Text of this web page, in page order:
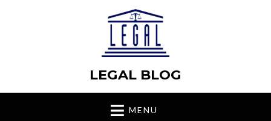
LEGAL BLOG
MENU